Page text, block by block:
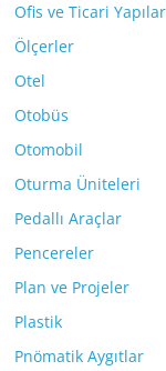
Ofis ve Ticari Yapılar
Ölçerler
Otel
Otobüs
Otomobil
Oturma Üniteleri
Pedallı Araçlar
Pencereler
Plan ve Projeler
Plastik
Pnömatik Aygıtlar